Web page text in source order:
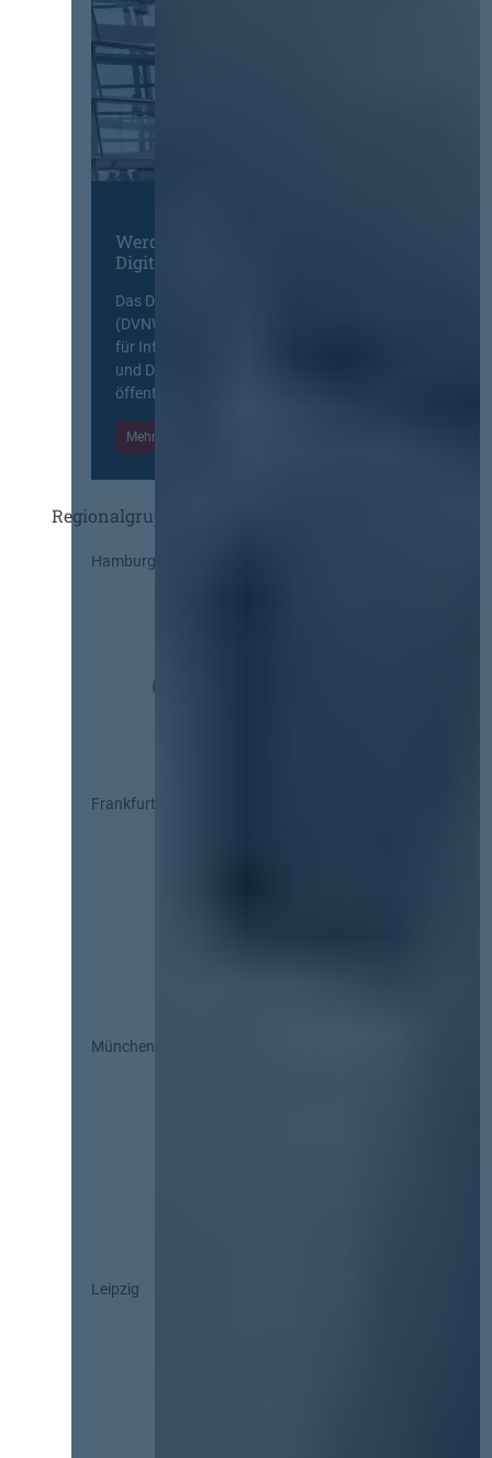
Werden Sie Mitglied im
Digitalen Netzwerk
Das Deutsche Vergabenetzwerk
(DVNW) ist eine exklusive Plattform
für Information, Wissensaustausch
und Diskurs zwischen allen am
öffentlichen Markt beteiligten Kräften.
Mehr Informationen
Regionalgruppen
Hamburg
Frankfurt
München
Leipzig